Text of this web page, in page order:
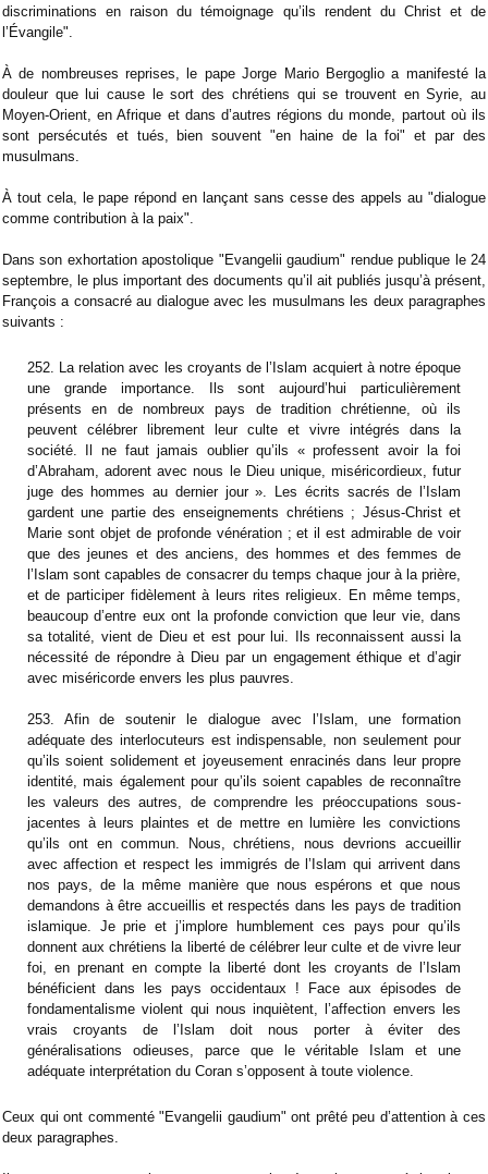
discriminations en raison du témoignage qu’ils rendent du Christ et de
l’Évangile".
À de nombreuses reprises, le pape Jorge Mario Bergoglio a manifesté la
douleur que lui cause le sort des chrétiens qui se trouvent en Syrie, au
Moyen-Orient, en Afrique et dans d’autres régions du monde, partout où ils
sont persécutés et tués, bien souvent "en haine de la foi" et par des
musulmans.
À tout cela, le pape répond en lançant sans cesse des appels au "dialogue
comme contribution à la paix".
Dans son exhortation apostolique "Evangelii gaudium" rendue publique le 24
septembre, le plus important des documents qu’il ait publiés jusqu’à présent,
François a consacré au dialogue avec les musulmans les deux paragraphes
suivants :
252. La relation avec les croyants de l’Islam acquiert à notre époque
une grande importance. Ils sont aujourd’hui particulièrement
présents en de nombreux pays de tradition chrétienne, où ils
peuvent célébrer librement leur culte et vivre intégrés dans la
société. Il ne faut jamais oublier qu’ils « professent avoir la foi
d’Abraham, adorent avec nous le Dieu unique, miséricordieux, futur
juge des hommes au dernier jour ». Les écrits sacrés de l’Islam
gardent une partie des enseignements chrétiens ; Jésus-Christ et
Marie sont objet de profonde vénération ; et il est admirable de voir
que des jeunes et des anciens, des hommes et des femmes de
l’Islam sont capables de consacrer du temps chaque jour à la prière,
et de participer fidèlement à leurs rites religieux. En même temps,
beaucoup d’entre eux ont la profonde conviction que leur vie, dans
sa totalité, vient de Dieu et est pour lui. Ils reconnaissent aussi la
nécessité de répondre à Dieu par un engagement éthique et d’agir
avec miséricorde envers les plus pauvres.
253. Afin de soutenir le dialogue avec l’Islam, une formation
adéquate des interlocuteurs est indispensable, non seulement pour
qu’ils soient solidement et joyeusement enracinés dans leur propre
identité, mais également pour qu’ils soient capables de reconnaître
les valeurs des autres, de comprendre les préoccupations sous-
jacentes à leurs plaintes et de mettre en lumière les convictions
qu’ils ont en commun. Nous, chrétiens, nous devrions accueillir
avec affection et respect les immigrés de l’Islam qui arrivent dans
nos pays, de la même manière que nous espérons et que nous
demandons à être accueillis et respectés dans les pays de tradition
islamique. Je prie et j’implore humblement ces pays pour qu’ils
donnent aux chrétiens la liberté de célébrer leur culte et de vivre leur
foi, en prenant en compte la liberté dont les croyants de l’Islam
bénéficient dans les pays occidentaux ! Face aux épisodes de
fondamentalisme violent qui nous inquiètent, l’affection envers les
vrais croyants de l’Islam doit nous porter à éviter des
généralisations odieuses, parce que le véritable Islam et une
adéquate interprétation du Coran s’opposent à toute violence.
Ceux qui ont commenté "Evangelii gaudium" ont prêté peu d’attention à ces
deux paragraphes.